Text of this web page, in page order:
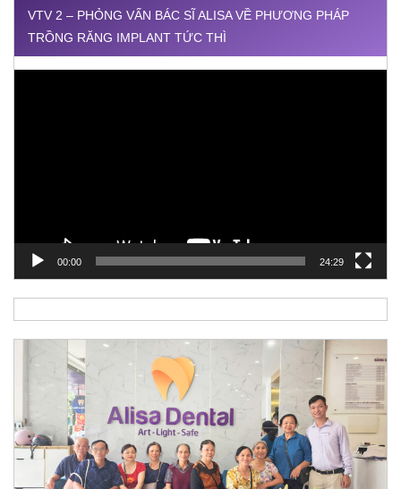
VTV 2 – PHỎNG VẤN BÁC SĨ ALISA VỀ PHƯƠNG PHÁP
TRỒNG RĂNG IMPLANT TỨC THÌ
00:00 24:29